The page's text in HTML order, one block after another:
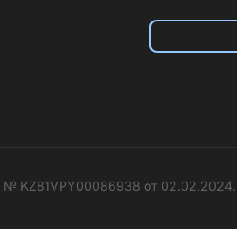
№ KZ81VPY00086938 от 02.02.2024.